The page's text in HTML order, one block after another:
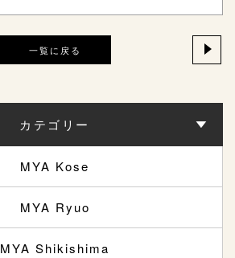
一覧に戻る
カテゴリー
MYA Kose
MYA Ryuo
MYA Shikishima